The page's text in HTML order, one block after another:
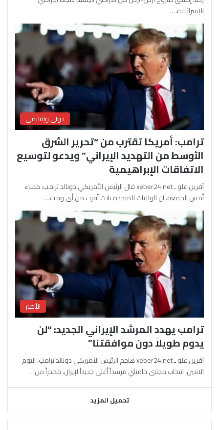
الإسرائيلية،…
دولي وإقليمي
ترامب: أمريكا تقترب من “تحرير الشرق
الأوسط من التهديد الإيراني” ويدعو لتوسيع
الاتفاقات الإبراهيمية
آفرين علو ـ xeber24.net قال الرئيس الأمريكي دونالد ترامب، مساء
أمس الجمعة، إن الولايات المتحدة باتت أقرب من أي وقت…
الأخبار
ترامب يهدد المرشد الإيراني الجديد: “لن
يدوم طويلاً دون موافقتنا”
آفرين علو ـ xeber24.net هاجم الرئيس الأميركي دونالد ترامب، اليوم
الاثنين، انتخاب مجتبى خامنئي مرشداً أعلى جديداً لإيران، محذراً من…
تحميل المزيد